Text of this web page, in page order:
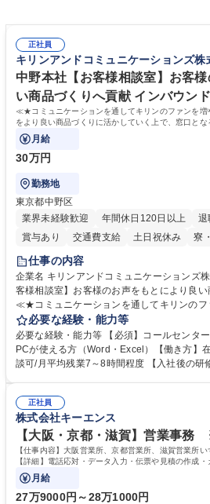
正社員
キリンアンドコミュニケーションズ株
中野本社【お客様相談室】お客
い商品づくりへ貢献 インバウン
≪★コミュニケーションを通してキリンのファンを
をより良い商品づくりに活かしていく上で、窓口とな
月給
30万円
勤務地
東京都中野区
業界未経験歓迎
年間休日120日以上 退
賞与あり
交通費支給 土日祝休み 寮
仕事の内容
企業名 キリンアンドコミュニケーションズ株式会社 求人名 中
客様相談室】お客様のお声をもとにより良い商品づ
≪★コミュニケーションを通してキリンの
お客様のお声をより良い商品づくりに活かし
様相談室でのお仕事です。 日々お客様からいただくキリングループへのご
意見を、企業活動に活かしています。お客様
って対応、情報提供するとともにグループ内
平均100件前後■メール・手紙：同上40件前後 募集職種 中野本社【お客様
相談室】お客様のお声をもとにより良い商品
必要な経験・能力等
必要な経験・能力等 【必須】コールセンタ
PCが使える方（Word・Excel）【働き方】
談可/月平均残業7～8時間程度 【入社後の研修】着任から1か月は電話対応
すのでご安心ください。 【当社について】
う会社として、お客様との出会いを大切にし
を込めてコミュニケーションをとりながら
す。 学歴・資格 学歴：大学院 大学 高専 短大 専修学校 高校 語学力： 資
格：
正社員
株式会社キーエンス
【大阪・京都・滋賀】営業事
【仕事内容】大阪営業所、京都営業所、滋賀営業所
【詳細】電話応対・データ入力・伝票や見積の作成
で発生する事務業務や業務改善をお任せ。
月給
27万9000円～28万1000円